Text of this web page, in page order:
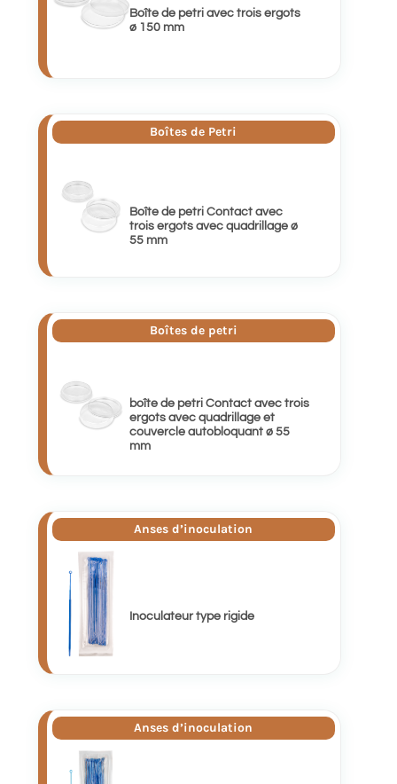
Boîte de petri avec trois ergots
ø 150 mm
Boîtes de Petri
Boîte de petri Contact avec
trois ergots avec quadrillage ø
55 mm
Boîtes de petri
boîte de petri Contact avec trois
ergots avec quadrillage et
couvercle autobloquant ø 55
mm
Anses d’inoculation
Inoculateur type rigide
Anses d’inoculation